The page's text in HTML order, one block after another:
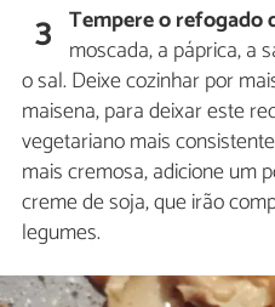
3 Tempere o refogado
moscada, a páprica, a
o sal. Deixe cozinhar por
maisena, para deixar este
vegetariano mais
mais cremosa, adicione um
creme de soja, que irão
legumes.